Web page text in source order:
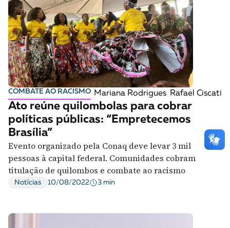
COMBATE AO RACISMO Mariana Rodrigues Rafael Ciscati
Ato reúne quilombolas para cobrar
políticas públicas: “Empretecemos
Brasília”
Evento organizado pela Conaq deve levar 3 mil
pessoas à capital federal. Comunidades cobram
titulação de quilombos e combate ao racismo
Notícias 10/08/2022 3 min